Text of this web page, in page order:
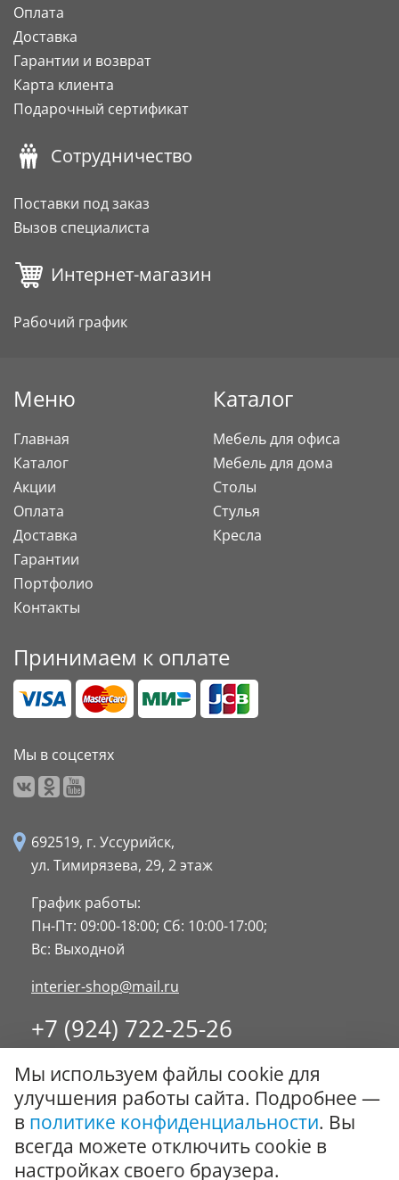
Оплата
Доставка
Гарантии и возврат
Карта клиента
Подарочный сертификат
Сотрудничество
Поставки под заказ
Вызов специалиста
Интернет-магазин
Рабочий график
Меню
Главная
Каталог
Акции
Оплата
Доставка
Гарантии
Портфолио
Контакты
Каталог
Мебель для офиса
Мебель для дома
Столы
Стулья
Кресла
Принимаем к оплате
Мы в соцсетях
692519, г. Уссурийск,
ул. Тимирязева, 29, 2 этаж
График работы:
Пн-Пт: 09:00-18:00; Сб: 10:00-17:00;
Вс: Выходной
interier-shop@mail.ru
+7 (924) 722-25-26
8 (4234) 32-17-89
Заказать обратный звонок
© ООО "Стиль-Интерьер" 1996 - 2026. Все права
защищены.
Мы используем файлы cookie для
улучшения работы сайта. Подробнее —
в политике конфиденциальности. Вы
всегда можете отключить cookie в
настройках своего браузера.